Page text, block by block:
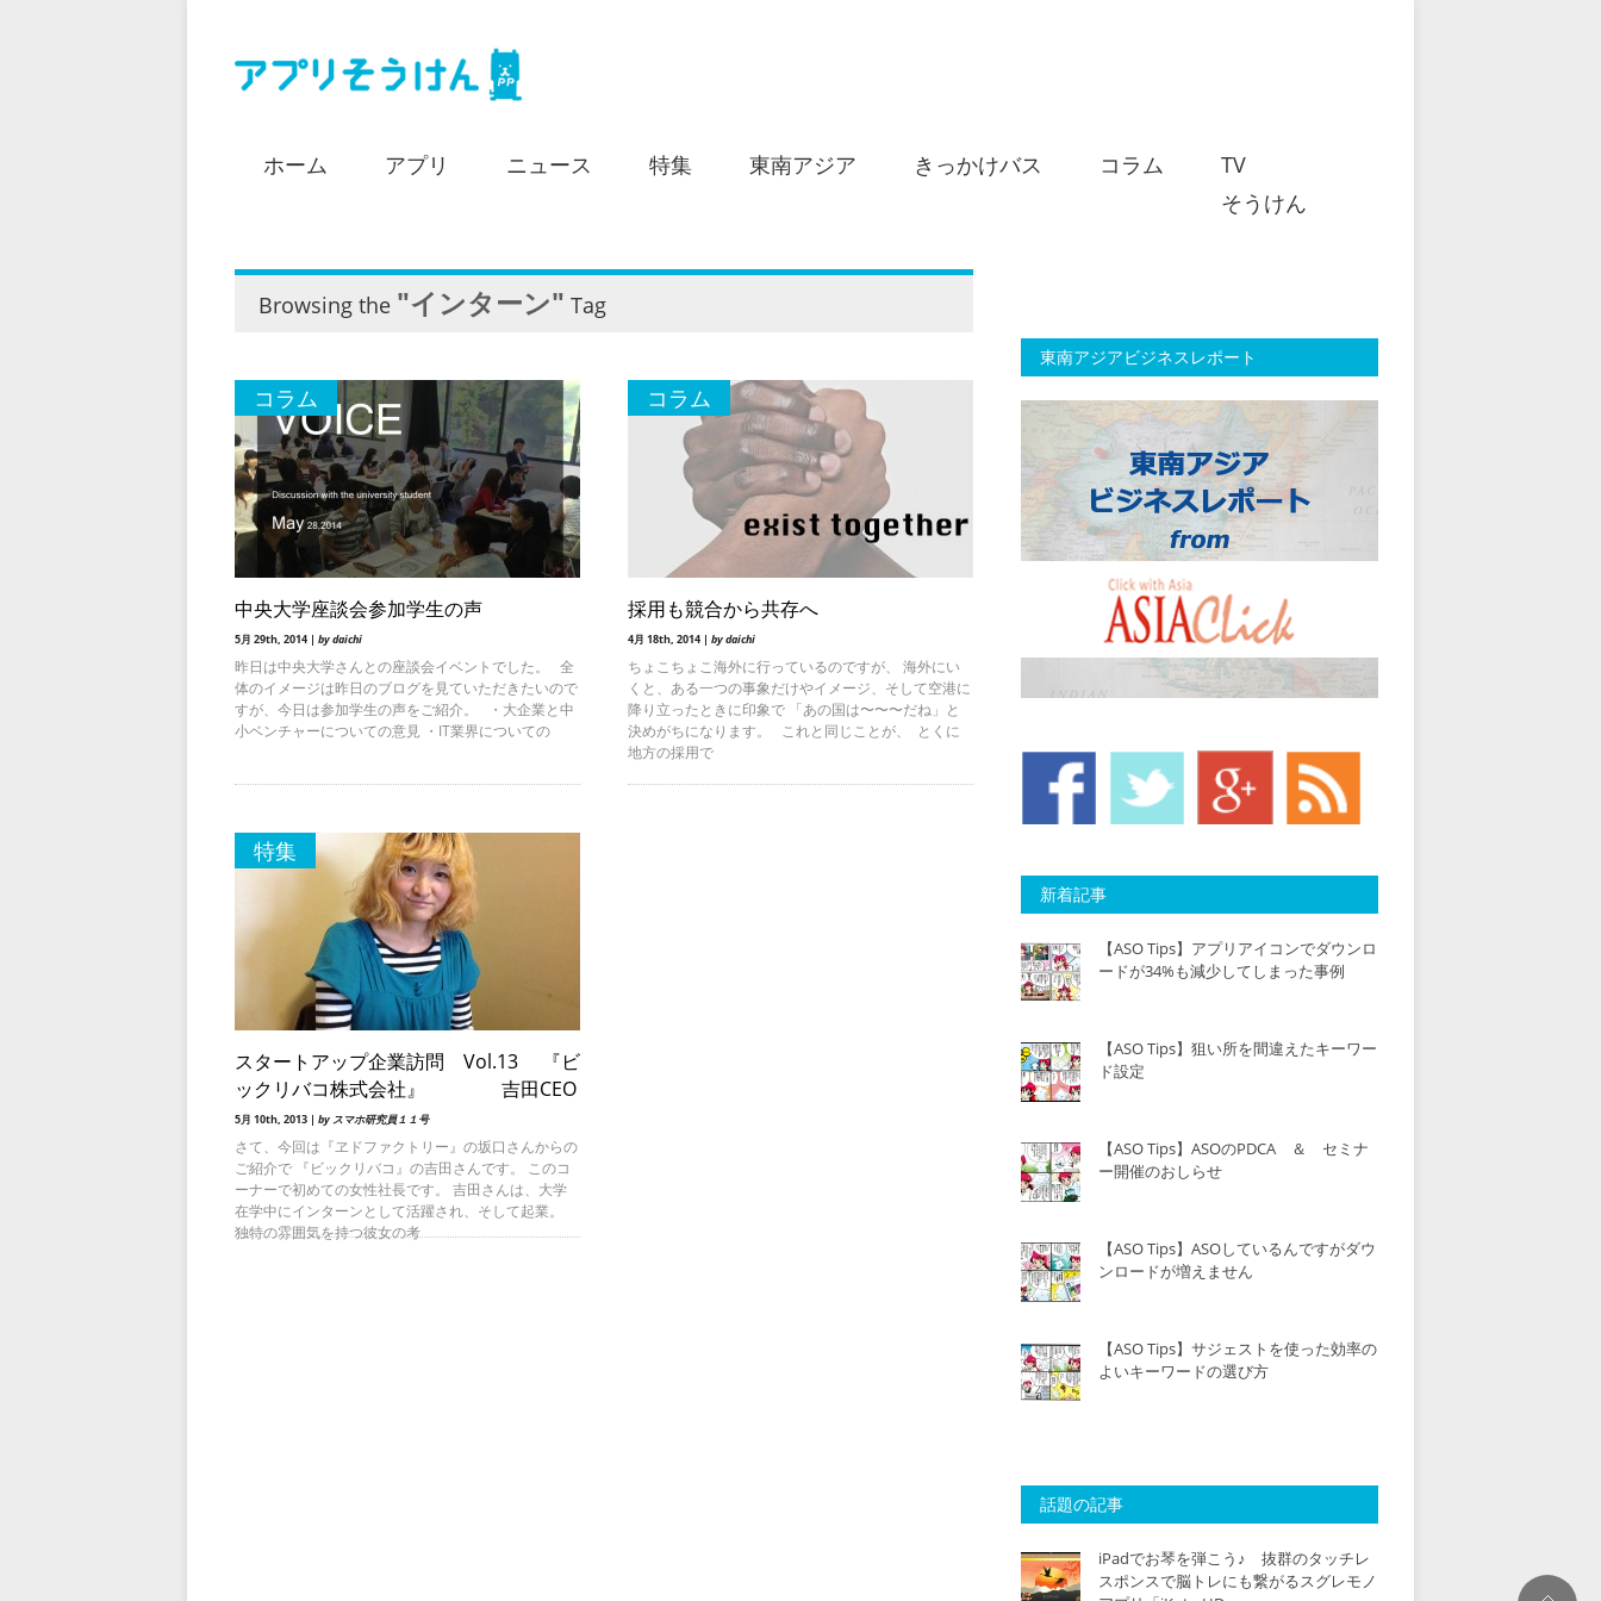
ホーム アプリ ニュース 特集 東南アジア きっかけバス コラム
TV
そうけん
Browsing the "インターン" Tag
コラム
中央大学座談会参加学生の声
5月 29th, 2014 | by daichi
昨日は中央大学さんとの座談会イベントでした。 全
体のイメージは昨日のブログを見ていただきたいので
すが、今日は参加学生の声をご紹介。 ・大企業と中
小ベンチャーについての意見 ・IT業界についての
コラム
採用も競合から共存へ
4月 18th, 2014 | by daichi
ちょこちょこ海外に行っているのですが、 海外にい
くと、ある一つの事象だけやイメージ、そして空港に
降り立ったときに印象で 「あの国は〜〜〜だね」と
決めがちになります。 これと同じことが、 とくに
地方の採用で
特集
スタートアップ企業訪問 Vol.13 『ビ
ックリバコ株式会社』 吉田CEO
5月 10th, 2013 | by スマホ研究員１１号
さて、今回は『ヱドファクトリー』の坂口さんからの
ご紹介で 『ビックリバコ』の吉田さんです。 このコ
ーナーで初めての女性社長です。 吉田さんは、大学
在学中にインターンとして活躍され、そして起業。
独特の雰囲気を持つ彼女の考
東南アジアビジネスレポート
新着記事
【ASO Tips】アプリアイコンでダウンロ
ードが34%も減少してしまった事例
【ASO Tips】狙い所を間違えたキーワー
ド設定
【ASO Tips】ASOのPDCA ＆ セミナ
ー開催のおしらせ
【ASO Tips】ASOしているんですがダウ
ンロードが増えません
【ASO Tips】サジェストを使った効率の
よいキーワードの選び方
話題の記事
iPadでお琴を弾こう♪ 抜群のタッチレ
スポンスで脳トレにも繋がるスグレモノ